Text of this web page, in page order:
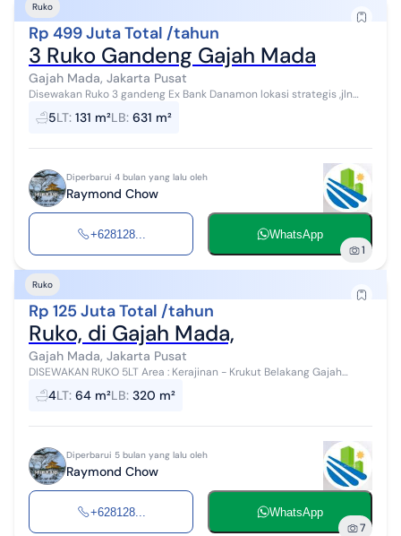
Ruko
Rp 499 Juta Total /tahun
3 Ruko Gandeng Gajah Mada
Gajah Mada, Jakarta Pusat
Disewakan Ruko 3 gandeng Ex Bank Danamon lokasi strategis ,jln
Raya utama gajah mada 5 ,LANTAI 1/2 Lebar 8,5 + 5,3 Panjang 23,5
Parkiran 5,3 x ...
5LT: 131 m²LB: 631 m²
Diperbarui 4 bulan yang lalu oleh
Raymond Chow
+628128... WhatsApp
1
Ruko
Rp 125 Juta Total /tahun
Ruko, di Gajah Mada,
Gajah Mada, Jakarta Pusat
DISEWAKAN RUKO 5LT Area : Kerajinan - Krukut Belakang Gajah
Mada Baru Renovasi (Plong) - 4 x 16 M - LB 300M2 - PLN- 5500 -
PAM *Sewa: 125 jt /...
4LT: 64 m²LB: 320 m²
Diperbarui 5 bulan yang lalu oleh
Raymond Chow
+628128... WhatsApp
7